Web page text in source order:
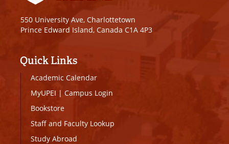
550 University Ave, Charlottetown
Prince Edward Island, Canada C1A 4P3
Quick Links
Academic Calendar
MyUPEI | Campus Login
Bookstore
Staff and Faculty Lookup
Study Abroad